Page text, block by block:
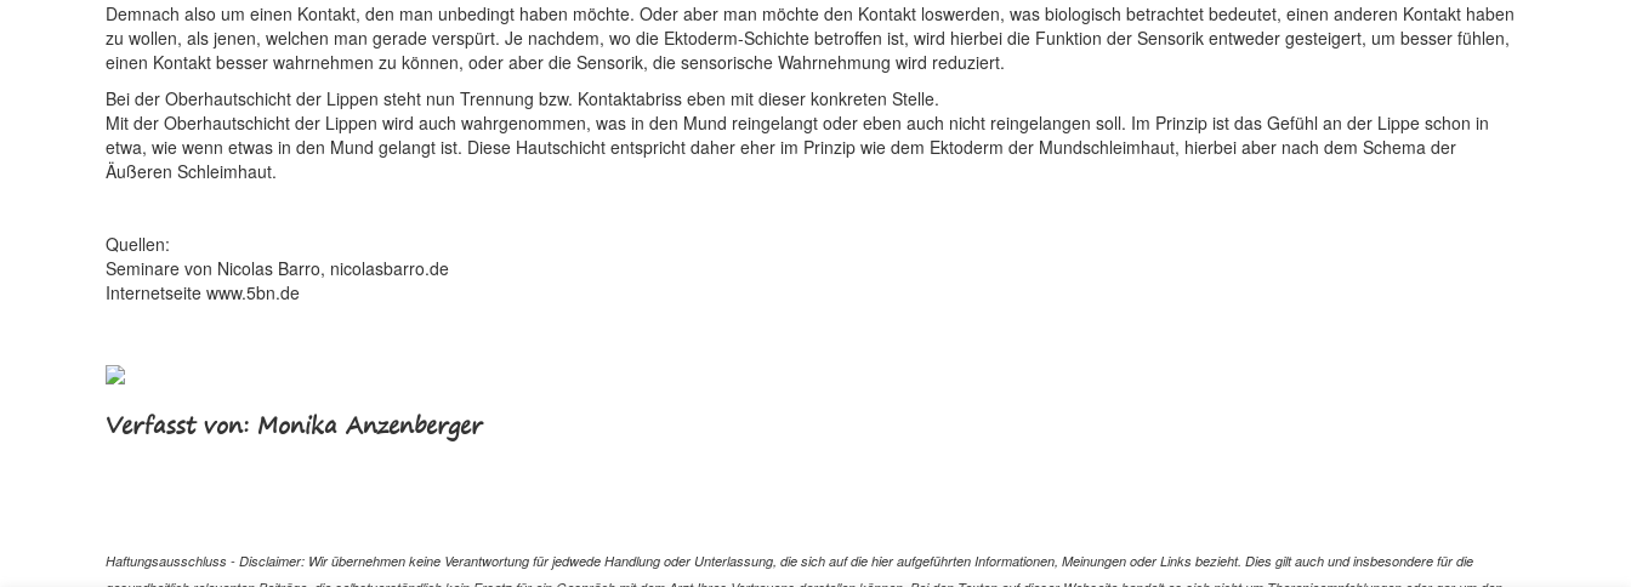
Demnach also um einen Kontakt, den man unbedingt haben möchte. Oder aber man möchte den Kontakt loswerden, was biologisch betrachtet bedeutet, einen anderen Kontakt haben
zu wollen, als jenen, welchen man gerade verspürt. Je nachdem, wo die Ektoderm-Schichte betroffen ist, wird hierbei die Funktion der Sensorik entweder gesteigert, um besser fühlen,
einen Kontakt besser wahrnehmen zu können, oder aber die Sensorik, die sensorische Wahrnehmung wird reduziert.
Bei der Oberhautschicht der Lippen steht nun Trennung bzw. Kontaktabriss eben mit dieser konkreten Stelle.
Mit der Oberhautschicht der Lippen wird auch wahrgenommen, was in den Mund reingelangt oder eben auch nicht reingelangen soll. Im Prinzip ist das Gefühl an der Lippe schon in
etwa, wie wenn etwas in den Mund gelangt ist. Diese Hautschicht entspricht daher eher im Prinzip wie dem Ektoderm der Mundschleimhaut, hierbei aber nach dem Schema der
Äußeren Schleimhaut.
Quellen:
Seminare von Nicolas Barro, nicolasbarro.de
Internetseite www.5bn.de
Verfasst von: Monika Anzenberger
Haftungsausschluss - Disclaimer: Wir übernehmen keine Verantwortung für jedwede Handlung oder Unterlassung, die sich auf die hier aufgeführten Informationen, Meinungen oder Links bezieht. Dies gilt auch und insbesondere für die